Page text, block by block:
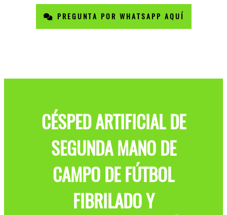
PREGUNTA POR WHATSAPP AQUÍ
CÉSPED ARTIFICIAL DE
SEGUNDA MANO DE
CAMPO DE FÚTBOL
FIBRILADO Y